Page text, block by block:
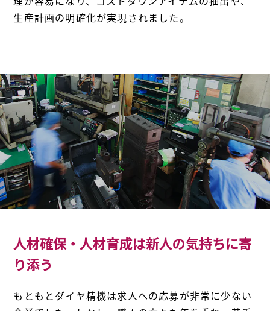
生産計画の明確化が実現されました。
人材確保・人材育成は新人の気持ちに寄
り添う
もともとダイヤ精機は求人への応募が非常に少ない